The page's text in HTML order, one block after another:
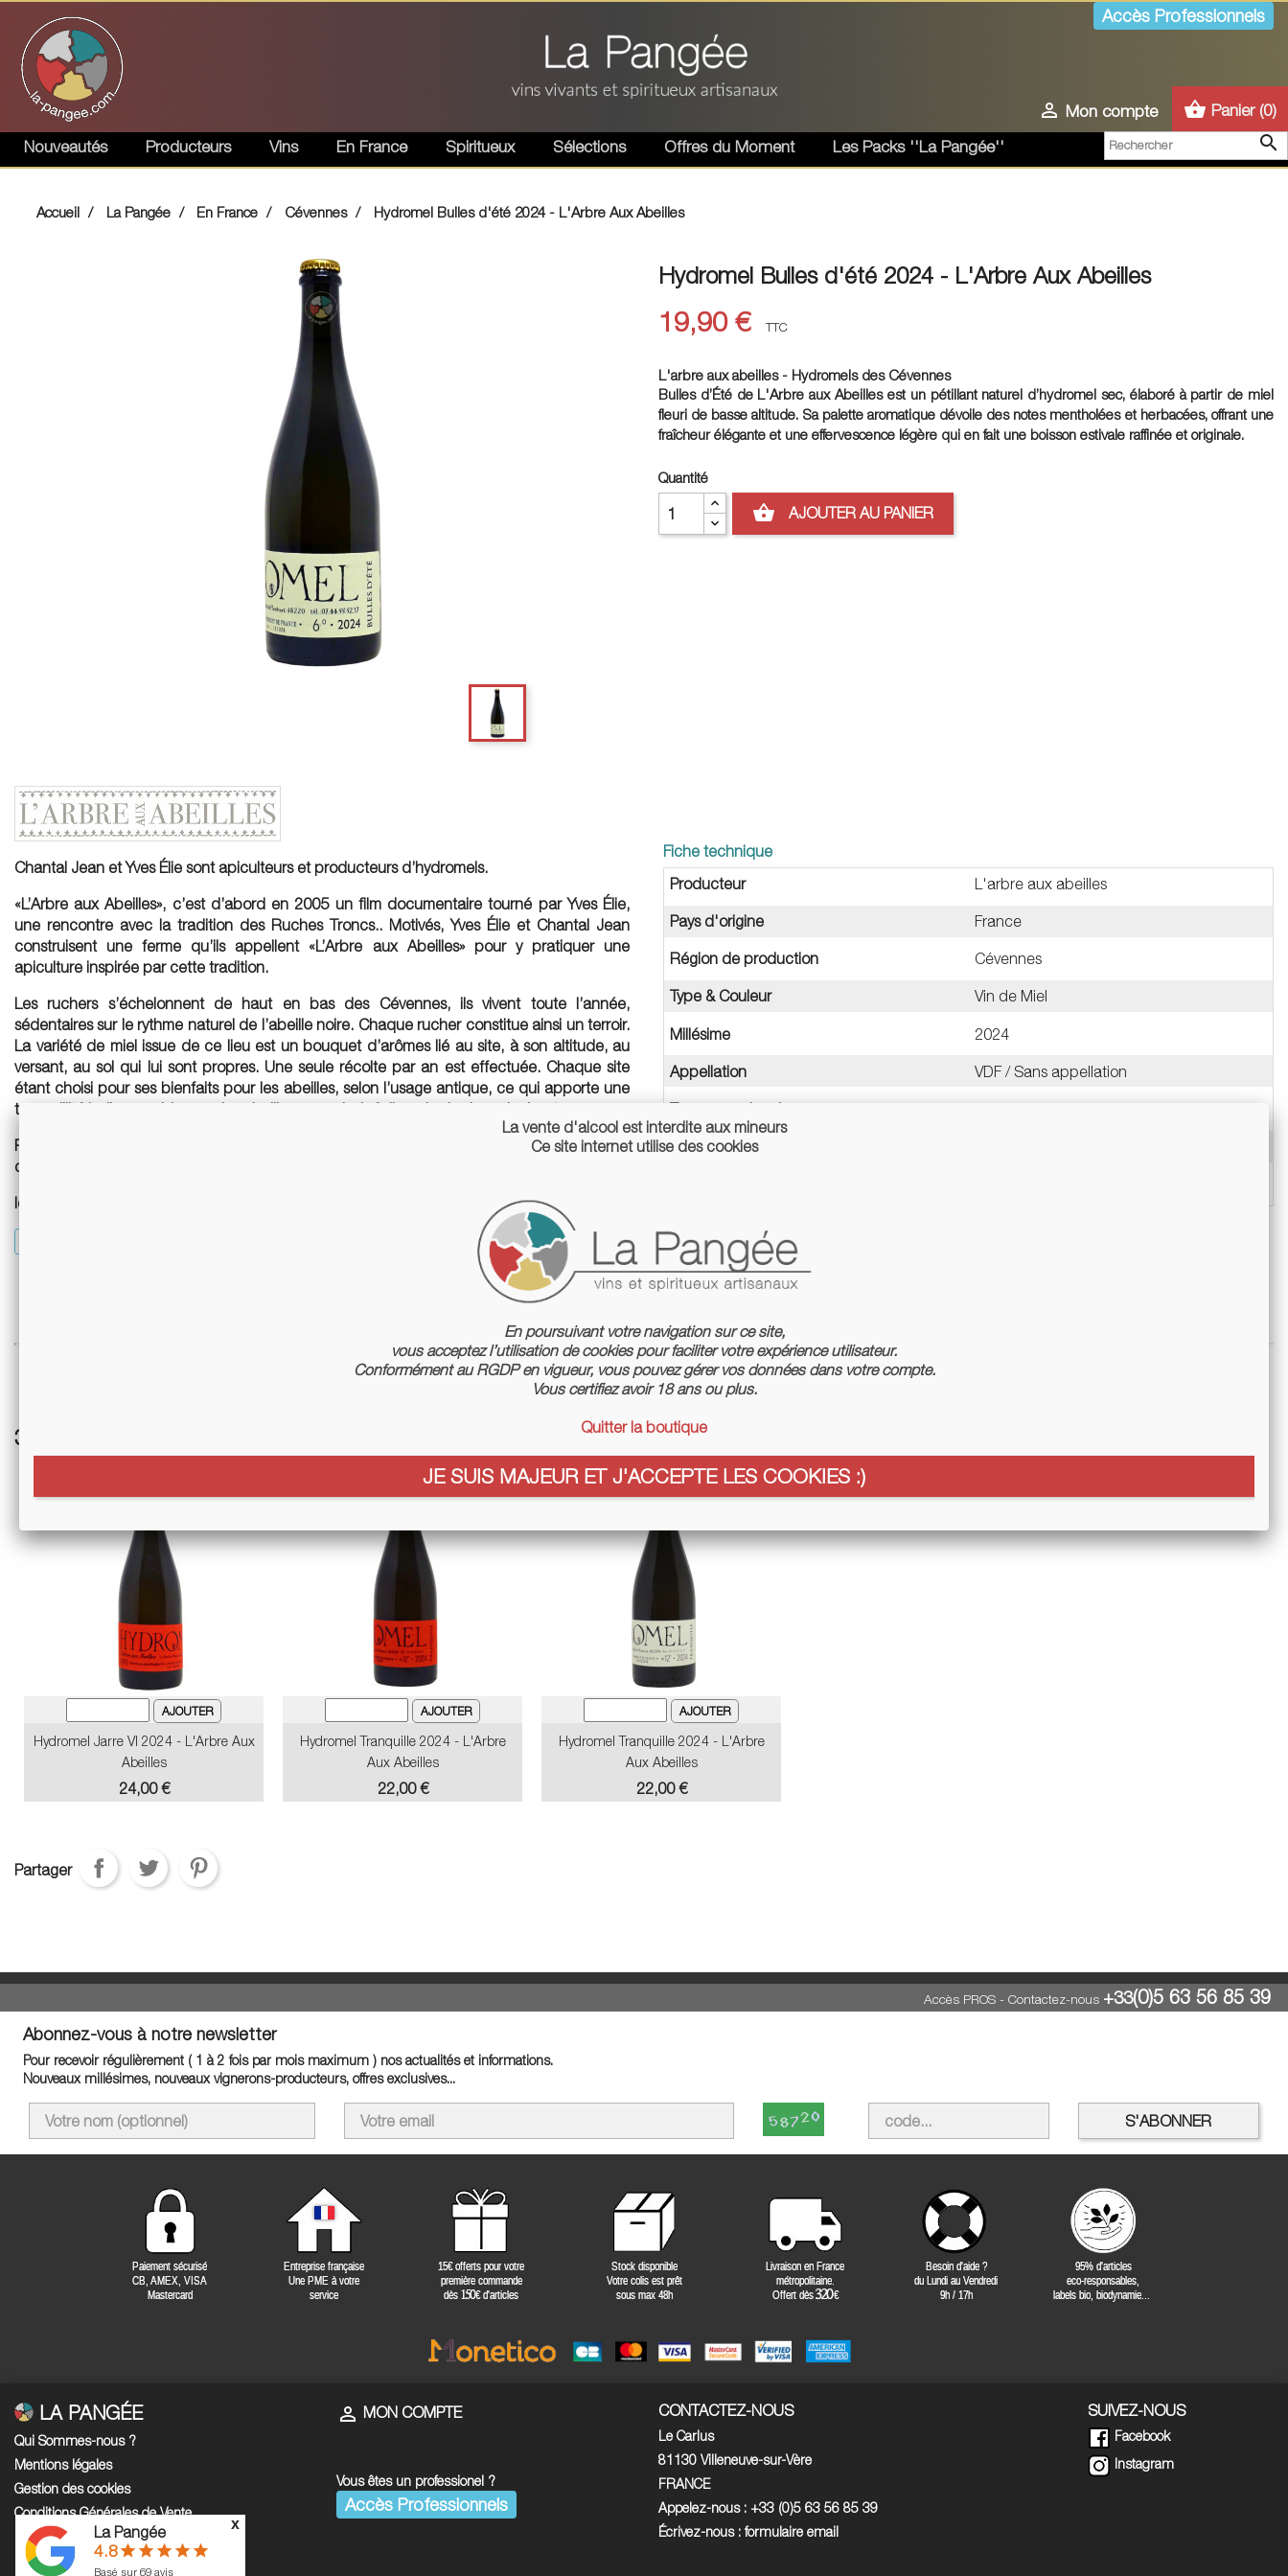
Accès Professionnels
 Mon compte shopping_basket Panier (0)

Nouveautés Producteurs Vins En France Spiritueux Sélections Offres du Moment Les Packs ''La Pangée''
Accueil La Pangée En France Cévennes Hydromel Bulles d'été 2024 - L'Arbre Aux Abeilles
Hydromel Bulles d'été 2024 - L'Arbre Aux Abeilles
19,90 € TTC
L'arbre aux abeilles - Hydromels des Cévennes
Bulles d’Été de L'Arbre aux Abeilles est un pétillant naturel d’hydromel sec, élaboré à partir de miel
fleuri de basse altitude. Sa palette aromatique dévoile des notes mentholées et herbacées, offrant une
fraîcheur élégante et une effervescence légère qui en fait une boisson estivale raffinée et originale.
Quantité
shopping_basket AJOUTER AU PANIER
Chantal Jean et Yves Élie sont apiculteurs et producteurs d’hydromels.
«L’Arbre aux Abeilles», c’est d’abord en 2005 un film documentaire tourné par Yves Élie,
une rencontre avec la tradition des Ruches Troncs.. Motivés, Yves Élie et Chantal Jean
construisent une ferme qu’ils appellent «L’Arbre aux Abeilles» pour y pratiquer une
apiculture inspirée par cette tradition.
Les ruchers s’échelonnent de haut en bas des Cévennes, ils vivent toute l’année,
sédentaires sur le rythme naturel de l’abeille noire. Chaque rucher constitue ainsi un terroir.
La variété de miel issue de ce lieu est un bouquet d’arômes lié au site, à son altitude, au
versant, au sol qui lui sont propres. Une seule récolte par an est effectuée. Chaque site
étant choisi pour ses bienfaits pour les abeilles, selon l’usage antique, ce qui apporte une
tranquillité indispensable pour les abeilles pour ainsi réaliser des hydromels vivant.
Par choix, ils travaillent hors labos d'analyse et hors label, c'est une démarche
d'émancipation paysanne, basé sur ce qu'ils appellent l'éco gastronomie.
les cuvées sont très artisanales, volontairement, "brut nature" pour la plus part.
Fiche technique
Producteur
L'arbre aux abeilles
Pays d'origine France
Région de production Cévennes
Type & Couleur Vin de Miel
Millésime 2024
Appellation VDF / Sans appellation
Teneur en alcool
Mode de culture
3 autres références associées :
Hydromel Jarre VI 2024 - L'Arbre Aux
Abeilles
Prix
24,00 €
Hydromel Tranquille 2024 - L'Arbre
Aux Abeilles
Prix
22,00 €
Hydromel Tranquille 2024 - L'Arbre
Aux Abeilles
Prix
22,00 €
Partager
Accès PROS- Contactez-nous +33(0)5 63 56 85 39
Abonnez-vous à notre newsletter
Pour recevoir régulièrement ( 1 à 2 fois par mois maximum ) nos actualités et informations.
Nouveaux millésimes, nouveaux vignerons-producteurs, offres exclusives...
LA PANGÉE
Qui Sommes-nous ?
Mentions légales
Gestion des cookies
Conditions Générales de Vente
Paiement sécurisé
Livraison
 MON COMPTE
Vous êtes un professionel ?
Accès Professionnels
CONTACTEZ-NOUS
Le Carlus
81130 Villeneuve-sur-Vère
FRANCE
Appelez-nous : +33 (0)5 63 56 85 39
Écrivez-nous :formulaire email
SUIVEZ-NOUS
Facebook
Instagram
La Pangée
4.8star star star star star
Basé sur 69 avis
x
La vente d'alcool est interdite aux mineurs
Ce site internet utilise des cookies
En poursuivant votre navigation sur ce site,
vous acceptez l’utilisation de cookies pour faciliter votre expérience utilisateur.
Conformément au RGDP en vigueur, vous pouvez gérer vos données dans votre compte.
Vous certifiez avoir 18 ans ou plus.
Quitter la boutique
JE SUIS MAJEUR ET J'ACCEPTE LES COOKIES :)